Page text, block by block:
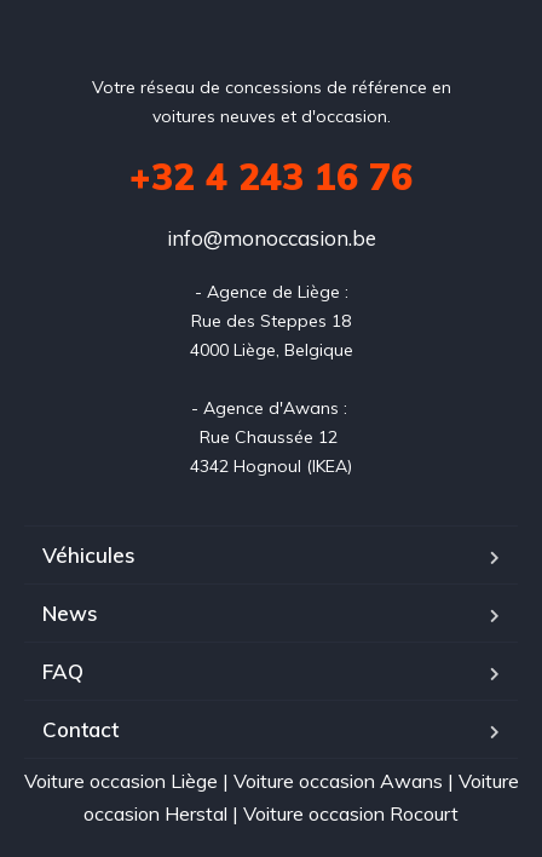
Votre réseau de concessions de référence en
voitures neuves et d'occasion.
+32 4 243 16 76
info@monoccasion.be
- Agence de Liège :
Rue des Steppes 18
4000 Liège, Belgique
- Agence d'Awans :
Rue Chaussée 12
4342 Hognoul (IKEA)
Véhicules
News
FAQ
Contact
Voiture occasion Liège | Voiture occasion Awans | Voiture
occasion Herstal | Voiture occasion Rocourt